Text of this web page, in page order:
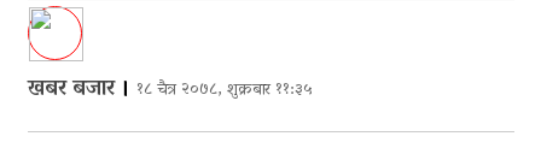
खबर बजार। १८ चैत्र २०७८, शुक्रबार ११:३५